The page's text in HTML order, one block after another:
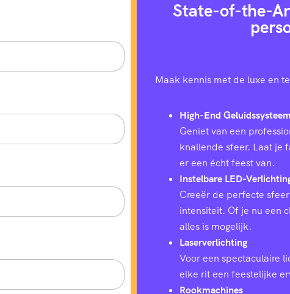
State-of-the-
Maak kennis met de luxe en
High-End Geluidssysteem
Geniet van een
knallende sfeer. Laat je
er een écht feest van.
Instelbare LED-
Creeër de perfecte
intensiteit. Of je nu een
alles is mogelijk.
Laserverlichting
Voor een spectaculaire
elke rit een feestelijke
Rookmachines